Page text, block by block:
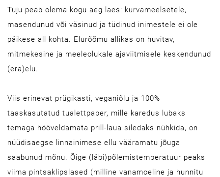
Tuju peab olema kogu aeg laes: kurvameelsetele,
masendunud või väsinud ja tüdinud inimestele ei ole
päikese all kohta. Elurõõmu allikas on huvitav,
mitmekesine ja meeleolukale ajaviitmisele keskendunud
(era)elu.
Viis erinevat prügikasti, veganiõlu ja 100%
taaskasutatud tualettpaber, mille karedus lubaks
temaga hööveldamata prill-laua siledaks nühkida, on
nüüdisaegse linnainimese ellu vääramatu jõuga
saabunud mõnu. Õige (läbi)põlemistemperatuur peaks
viima pintsaklipslased (milline vanamoeline ja hunnitu